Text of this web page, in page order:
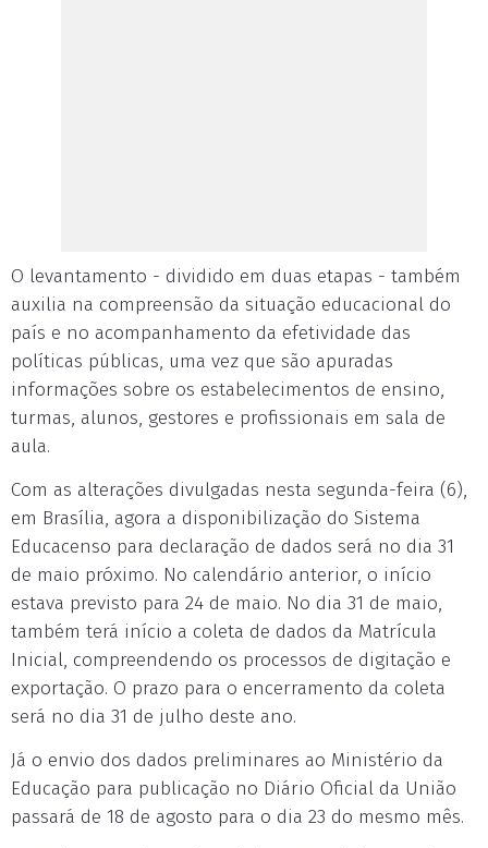
O levantamento - dividido em duas etapas - também
auxilia na compreensão da situação educacional do
país e no acompanhamento da efetividade das
políticas públicas, uma vez que são apuradas
informações sobre os estabelecimentos de ensino,
turmas, alunos, gestores e profissionais em sala de
aula.
Com as alterações divulgadas nesta segunda-feira (6),
em Brasília, agora a disponibilização do Sistema
Educacenso para declaração de dados será no dia 31
de maio próximo. No calendário anterior, o início
estava previsto para 24 de maio. No dia 31 de maio,
também terá início a coleta de dados da Matrícula
Inicial, compreendendo os processos de digitação e
exportação. O prazo para o encerramento da coleta
será no dia 31 de julho deste ano.
Já o envio dos dados preliminares ao Ministério da
Educação para publicação no Diário Oficial da União
passará de 18 de agosto para o dia 23 do mesmo mês.